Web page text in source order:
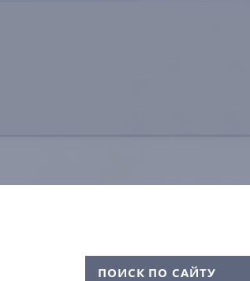
ПОИСК ПО САЙТУ